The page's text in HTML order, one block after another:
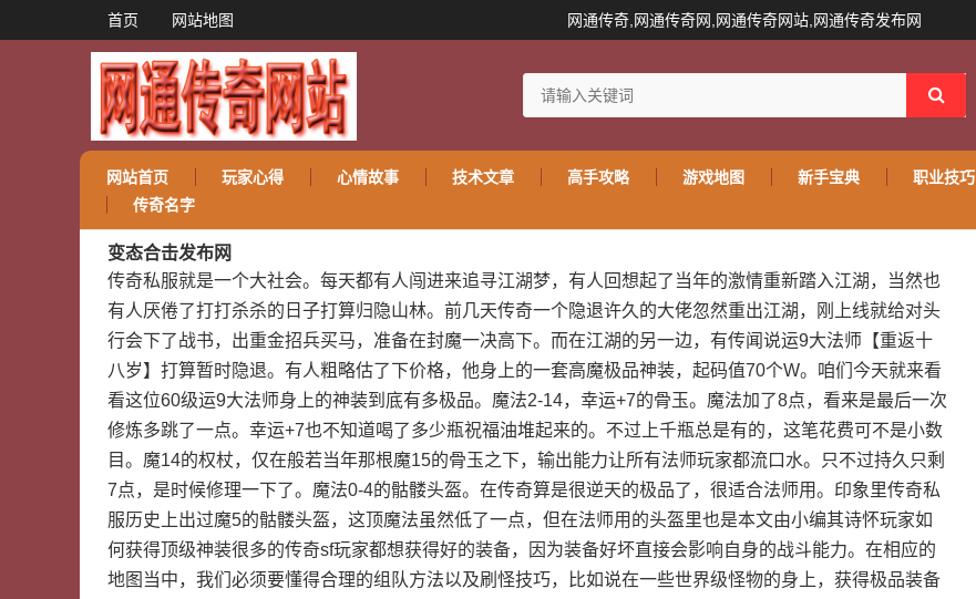
首页 网站地图 网通传奇,网通传奇网,网通传奇网站,网通传奇发布网
网站首页 玩家心得 心情故事 技术文章 高手攻略 游戏地图 新手宝典 职业技巧
传奇名字
变态合击发布网
传奇私服就是一个大社会。每天都有人闯进来追寻江湖梦，有人回想起了当年的激情重新踏入江湖，当然也
有人厌倦了打打杀杀的日子打算归隐山林。前几天传奇一个隐退许久的大佬忽然重出江湖，刚上线就给对头
行会下了战书，出重金招兵买马，准备在封魔一决高下。而在江湖的另一边，有传闻说运9大法师【重返十
八岁】打算暂时隐退。有人粗略估了下价格，他身上的一套高魔极品神装，起码值70个W。咱们今天就来看
看这位60级运9大法师身上的神装到底有多极品。魔法2-14，幸运+7的骨玉。魔法加了8点，看来是最后一次
修炼多跳了一点。幸运+7也不知道喝了多少瓶祝福油堆起来的。不过上千瓶总是有的，这笔花费可不是小数
目。魔14的权杖，仅在般若当年那根魔15的骨玉之下，输出能力让所有法师玩家都流口水。只不过持久只剩
7点，是时候修理一下了。魔法0-4的骷髅头盔。在传奇算是很逆天的极品了，很适合法师用。印象里传奇私
服历史上出过魔5的骷髅头盔，这顶魔法虽然低了一点，但在法师用的头盔里也是本文由小编其诗怀玩家如
何获得顶级神装很多的传奇sf玩家都想获得好的装备，因为装备好坏直接会影响自身的战斗能力。在相应的
地图当中，我们必须要懂得合理的组队方法以及刷怪技巧，比如说在一些世界级怪物的身上，获得极品装备